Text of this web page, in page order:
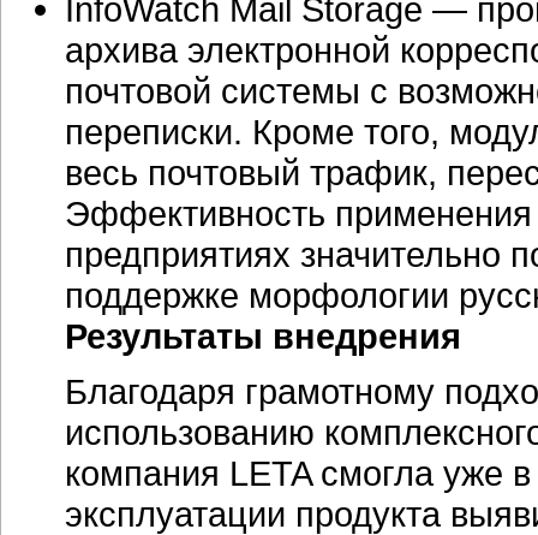
InfoWatch Mail Storage —
архива электронной
почтовой системы с
переписки. Кроме того,
весь почтовый трафик,
Эффективность применения
предприятиях значительно
поддержке морфологии
Результаты внедрения
Благодаря грамотному
использованию
компания LETA смогла уже
эксплуатации продукта